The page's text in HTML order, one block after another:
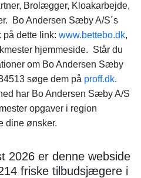
Brolægger, Kloakarbejde,
Bo Andersen Sæby A/S´s
dette link: www.bettebo.dk,
hjemmeside. Står du
om Bo Andersen Sæby
søge dem på proff.dk.
har Bo Andersen Sæby A/S
opgaver i region
dine ønsker.
2026 er denne webside
friske tilbudsjægere i